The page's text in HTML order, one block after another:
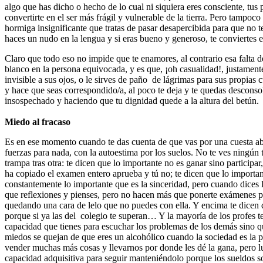
algo que has dicho o hecho de lo cual ni siquiera eres consciente,
convertirte en el ser más frágil y vulnerable de la tierra. Pero
hormiga insignificante que tratas de pasar desapercibida para que no
haces un nudo en la lengua y si eras bueno y generoso, te conviertes
Claro que todo eso no impide que te enamores, al contrario esa
blanco en la persona equivocada, y es que, ¡oh casualidad!,
invisible a sus ojos, o le sirves de paño de lágrimas para sus propias
y hace que seas correspondido/a, al poco te deja y te quedas
insospechado y haciendo que tu dignidad quede a la altura del betún.
Miedo al fracaso
Es en ese momento cuando te das cuenta de que vas por una cuesta
fuerzas para nada, con la autoestima por los suelos. No te ves
trampa tras otra: te dicen que lo importante no es ganar sino
ha copiado el examen entero aprueba y tú no; te dicen que lo
constantemente lo importante que es la sinceridad, pero cuando
que reflexiones y pienses, pero no hacen más que ponerte
quedando una cara de lelo que no puedes con ella. Y encima te
porque si ya las del colegio te superan… Y la mayoría de los profes
capacidad que tienes para escuchar los problemas de los demás sino
miedos se quejan de que eres un alcohólico cuando la sociedad es
vender muchas más cosas y llevarnos por donde les dé la gana,
capacidad adquisitiva para seguir manteniéndolo porque los sueldos